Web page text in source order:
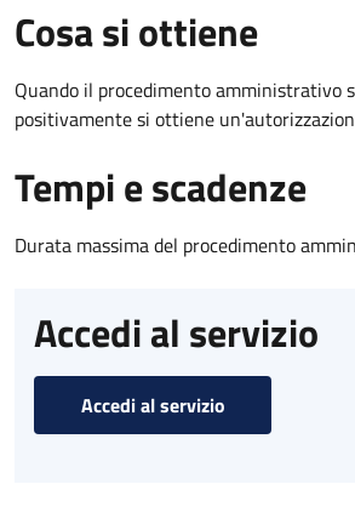
Cosa si ottiene
Quando il procedimento amministrativo
positivamente si ottiene
Tempi e scadenze
Durata massima del procedimento
Accedi al servizio
Accedi al servizio